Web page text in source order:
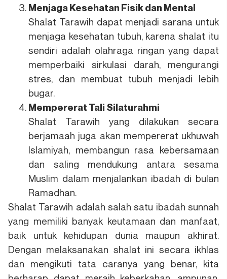
Menjaga Kesehatan Fisik dan Mental
Shalat Tarawih dapat menjadi sarana untuk
menjaga kesehatan tubuh, karena shalat itu
sendiri adalah olahraga ringan yang dapat
memperbaiki sirkulasi darah, mengurangi
stres, dan membuat tubuh menjadi lebih
bugar.
Mempererat Tali Silaturahmi
Shalat Tarawih yang dilakukan secara
berjamaah juga akan mempererat ukhuwah
Islamiyah, membangun rasa kebersamaan
dan saling mendukung antara sesama
Muslim dalam menjalankan ibadah di bulan
Ramadhan.
Shalat Tarawih adalah salah satu ibadah sunnah
yang memiliki banyak keutamaan dan manfaat,
baik untuk kehidupan dunia maupun akhirat.
Dengan melaksanakan shalat ini secara ikhlas
dan mengikuti tata caranya yang benar, kita